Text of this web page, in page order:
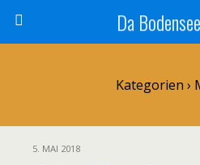
Da
Kategorien ›
5. MAI 2018